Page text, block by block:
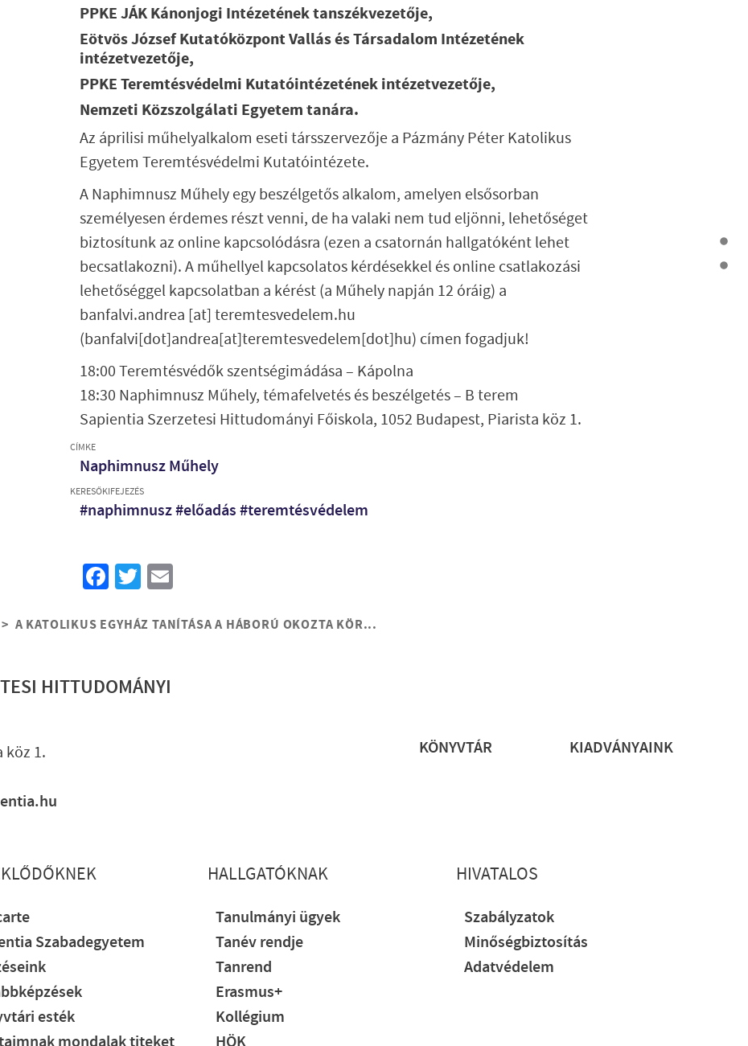
PPKE JÁK Kánonjogi Intézetének tanszékvezetője,
Eötvös József Kutatóközpont Vallás és Társadalom Intézetének
intézetvezetője,
PPKE Teremtésvédelmi Kutatóintézetének intézetvezetője,
Nemzeti Közszolgálati Egyetem tanára.
Az áprilisi műhelyalkalom eseti társszervezője a Pázmány Péter Katolikus
Egyetem Teremtésvédelmi Kutatóintézete.
A Naphimnusz Műhely egy beszélgetős alkalom, amelyen elsősorban
személyesen érdemes részt venni, de ha valaki nem tud eljönni, lehetőséget
biztosítunk az online kapcsolódásra (ezen a csatornán hallgatóként lehet
becsatlakozni). A műhellyel kapcsolatos kérdésekkel és online csatlakozási
lehetőséggel kapcsolatban a kérést (a Műhely napján 12 óráig) a
banfalvi.andrea [at]teremtesvedelem.hu
(banfalvi[dot]andrea[at]teremtesvedelem[dot]hu) címen fogadjuk!
18:00 Teremtésvédők szentségimádása – Kápolna
18:30 Naphimnusz Műhely, témafelvetés és beszélgetés – B terem
Sapientia Szerzetesi Hittudományi Főiskola, 1052 Budapest, Piarista köz 1.
CÍMKE
Naphimnusz Műhely
KERESŐKIFEJEZÉS
#naphimnusz #előadás #teremtésvédelem
Facebook
Twitter
A KATOLIKUS EGYHÁZ TANÍTÁSA A HÁBORÚ OKOZTA KÖR...
HITTUDOMÁNYI
köz 1.
KÖNYVTÁR KIADVÁNYAINK
Szabadegyetem
esték
HALLGATÓKNAK
Tanulmányi ügyek
Tanév rendje
Tanrend
Erasmus+
Kollégium
HIVATALOS
Szabályzatok
Minőségbiztosítás
Adatvédelem